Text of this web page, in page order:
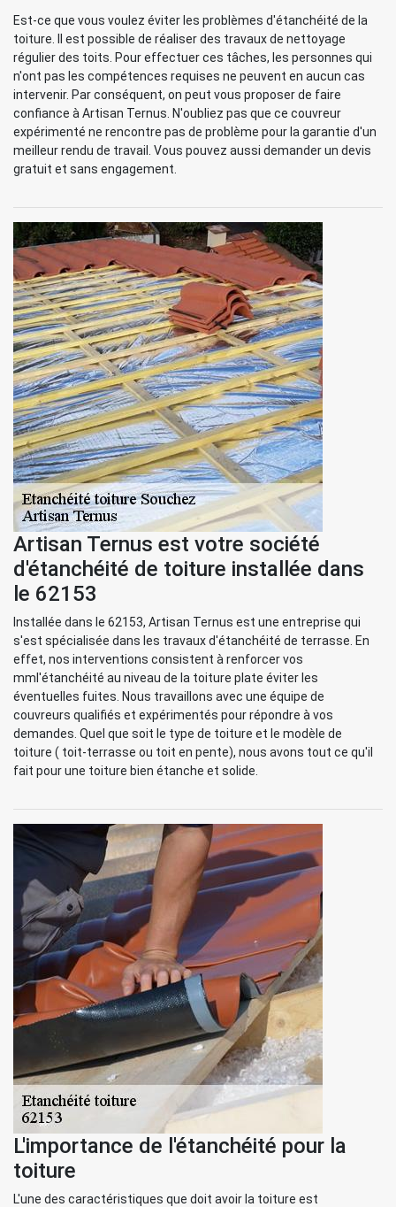
Est-ce que vous voulez éviter les problèmes d'étanchéité de la
toiture. Il est possible de réaliser des travaux de nettoyage
régulier des toits. Pour effectuer ces tâches, les personnes qui
n'ont pas les compétences requises ne peuvent en aucun cas
intervenir. Par conséquent, on peut vous proposer de faire
confiance à Artisan Ternus. N'oubliez pas que ce couvreur
expérimenté ne rencontre pas de problème pour la garantie d'un
meilleur rendu de travail. Vous pouvez aussi demander un devis
gratuit et sans engagement.
Artisan Ternus est votre société
d'étanchéité de toiture installée dans
le 62153
Installée dans le 62153, Artisan Ternus est une entreprise qui
s'est spécialisée dans les travaux d'étanchéité de terrasse. En
effet, nos interventions consistent à renforcer vos
mml'étanchéité au niveau de la toiture plate éviter les
éventuelles fuites. Nous travaillons avec une équipe de
couvreurs qualifiés et expérimentés pour répondre à vos
demandes. Quel que soit le type de toiture et le modèle de
toiture ( toit-terrasse ou toit en pente), nous avons tout ce qu'il
fait pour une toiture bien étanche et solide.
L'importance de l'étanchéité pour la
toiture
L'une des caractéristiques que doit avoir la toiture est